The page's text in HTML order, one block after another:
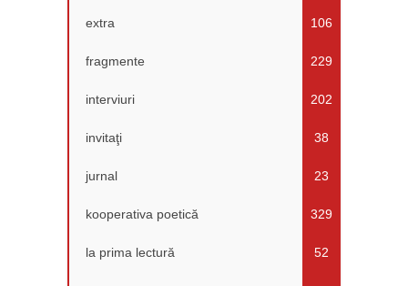
extra 106
fragmente 229
interviuri 202
invitaţi 38
jurnal 23
kooperativa poetică 329
la prima lectură 52